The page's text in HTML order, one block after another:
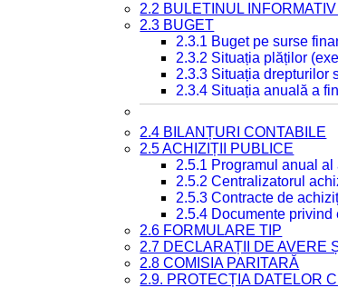
2.2 BULETINUL
2.3 BUGET
2.3.1 Buget pe surse
2.3.2 Situația plăților
2.3.3 Situația drepturilor
2.3.4 Situația anuală a
2.4 BILANȚURI CONTABILE
2.5 ACHIZIȚII PUBLICE
2.5.1 Programul anual
2.5.2 Centralizatorul
2.5.3 Contracte de
2.5.4 Documente
2.6 FORMULARE TIP
2.7 DECLARAȚII DE AVERE
2.8 COMISIA PARITARĂ
2.9. PROTECȚIA DATELOR